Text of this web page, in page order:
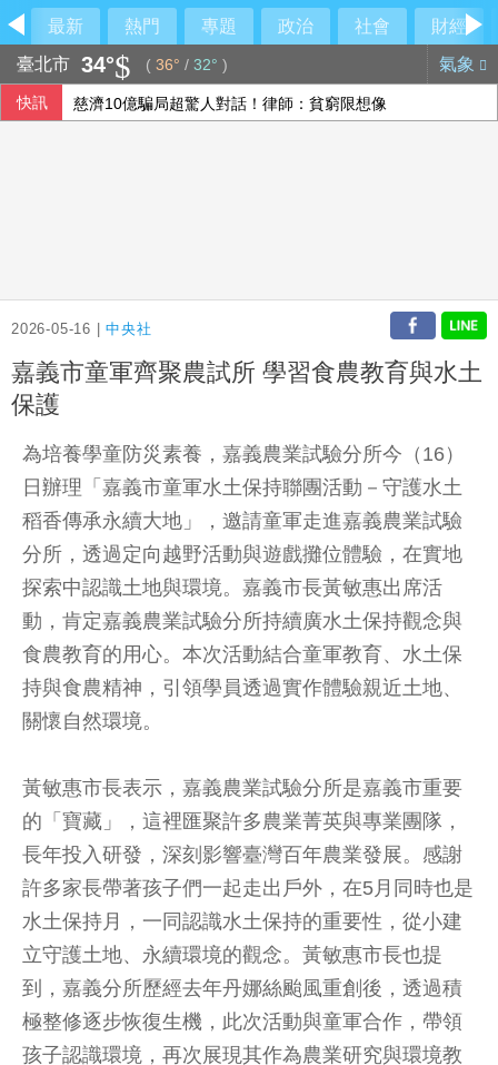
最新 熱門 專題 政治 社會
財經
臺北市 34° ( 36° / 32° ) 氣象
快訊 慈濟10億騙局超驚人對話！律師：貧窮限想像
2026-05-16 |中央社
嘉義市童軍齊聚農試所 學習食農教育與水土
保護
為培養學童防災素養，嘉義農業試驗分所今（16）
日辦理「嘉義市童軍水土保持聯團活動－守護水土
稻香傳承永續大地」，邀請童軍走進嘉義農業試驗
分所，透過定向越野活動與遊戲攤位體驗，在實地
探索中認識土地與環境。嘉義市長黃敏惠出席活
動，肯定嘉義農業試驗分所持續廣水土保持觀念與
食農教育的用心。本次活動結合童軍教育、水土保
持與食農精神，引領學員透過實作體驗親近土地、
關懷自然環境。
黃敏惠市長表示，嘉義農業試驗分所是嘉義市重要
的「寶藏」，這裡匯聚許多農業菁英與專業團隊，
長年投入研發，深刻影響臺灣百年農業發展。感謝
許多家長帶著孩子們一起走出戶外，在5月同時也是
水土保持月，一同認識水土保持的重要性，從小建
立守護土地、永續環境的觀念。黃敏惠市長也提
到，嘉義分所歷經去年丹娜絲颱風重創後，透過積
極整修逐步恢復生機，此次活動與童軍合作，帶領
孩子認識環境，再次展現其作為農業研究與環境教